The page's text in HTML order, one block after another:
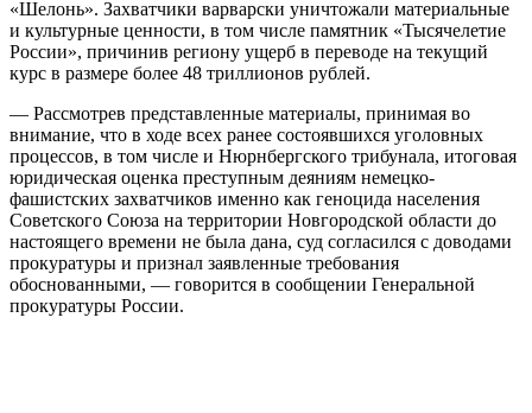
«Шелонь». Захватчики варварски уничтожали материальные
и культурные ценности, в том числе памятник «Тысячелетие
России», причинив региону ущерб в переводе на текущий
курс в размере более 48 триллионов рублей.
— Рассмотрев представленные материалы, принимая во
внимание, что в ходе всех ранее состоявшихся уголовных
процессов, в том числе и Нюрнбергского трибунала, итоговая
юридическая оценка преступным деяниям немецко-
фашистских захватчиков именно как геноцида населения
Советского Союза на территории Новгородской области до
настоящего времени не была дана, суд согласился с доводами
прокуратуры и признал заявленные требования
обоснованными, — говорится в сообщении Генеральной
прокуратуры России.